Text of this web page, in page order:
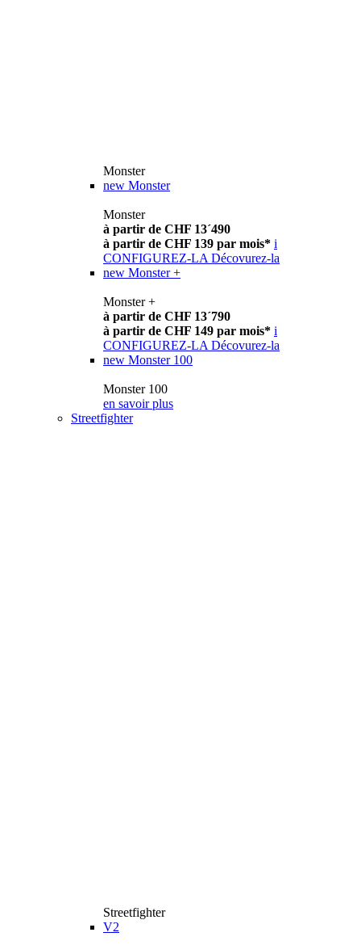
Monster
new Monster
Monster
à partir de CHF 13´490
à partir de CHF 139 par mois* i
CONFIGUREZ-LA Décovurez-la
new Monster +
Monster +
à partir de CHF 13´790
à partir de CHF 149 par mois* i
CONFIGUREZ-LA Décovurez-la
new Monster 100
Monster 100
en savoir plus
Streetfighter
Streetfighter
V2